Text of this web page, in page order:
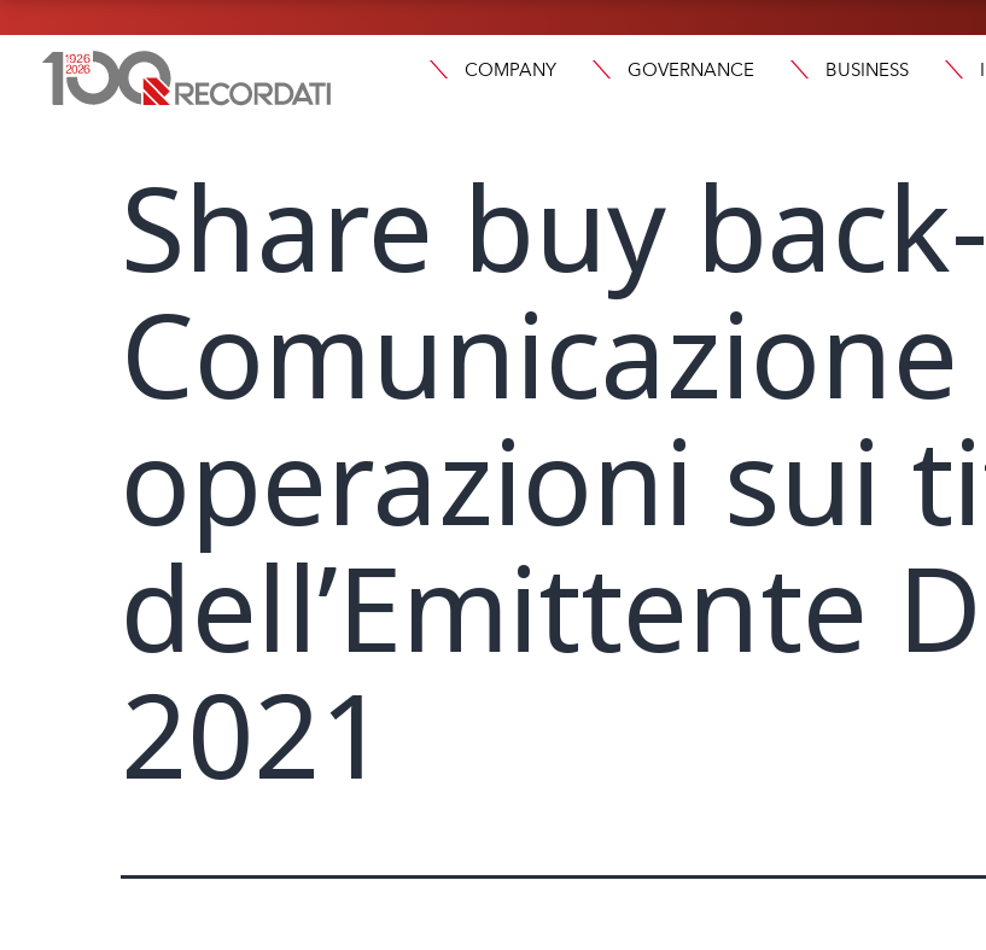
COMPANY GOVERNANCE BUSINESS
Share buy
operazioni sui
dell’Emittente
2021